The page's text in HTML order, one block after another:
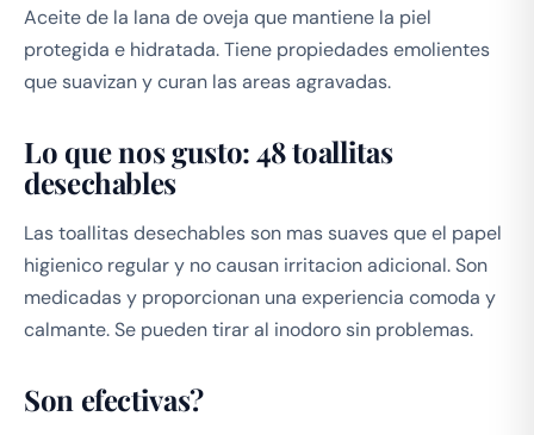
Aceite de la lana de oveja que mantiene la piel
protegida e hidratada. Tiene propiedades emolientes
que suavizan y curan las areas agravadas.
Lo que nos gusto: 48 toallitas
desechables
Las toallitas desechables son mas suaves que el papel
higienico regular y no causan irritacion adicional. Son
medicadas y proporcionan una experiencia comoda y
calmante. Se pueden tirar al inodoro sin problemas.
Son efectivas?